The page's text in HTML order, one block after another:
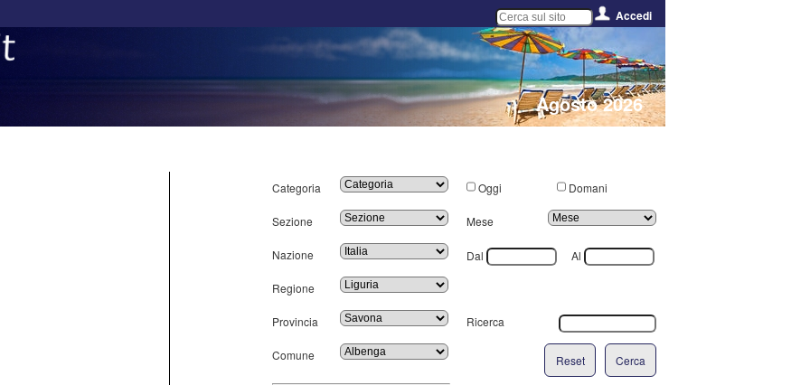
Accedi
Agosto 2026
Categoria
Sezione
Nazione
Regione
Provincia
Comune
Oggi Domani
Mese
Dal Al
Ricerca
Cerca
Reset